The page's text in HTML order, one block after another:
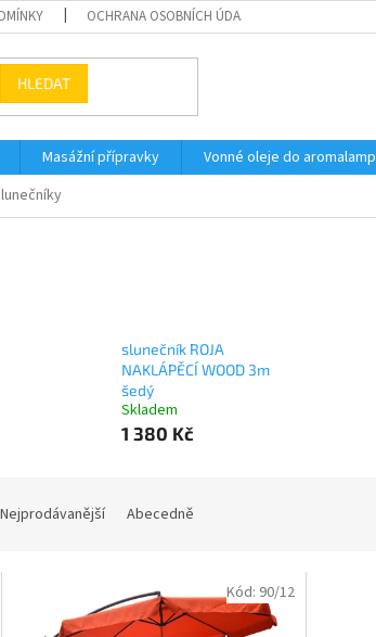
OCHRANA OSOBNÍCH ÚDAJŮ
HLEDAT
Masážní přípravky Vonné oleje do aromalamp
slunečník ROJA
NAKLÁPĚCÍ WOOD 3m
šedý
Skladem
1 380 Kč
Nejprodávanější Abecedně
Kód: 90/12